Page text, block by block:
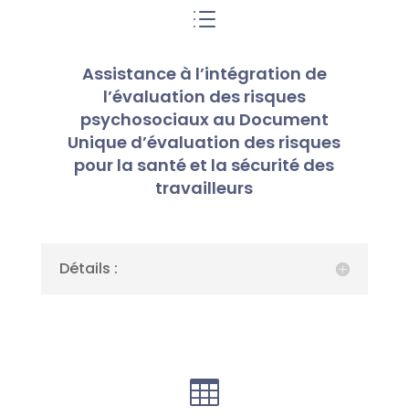
d
Assistance à l’intégration de
l’évaluation des risques
psychosociaux au Document
Unique d’évaluation des risques
pour la santé et la sécurité des
travailleurs
Détails :
